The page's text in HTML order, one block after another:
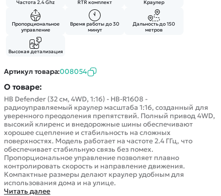
Частота 2.4 Ghz RTR комплект Краулер
Пропорциональное
управление
Время работы до 30
минут
Дальность до 150
метров
Высокая детализация
Артикул товара:008054
О товаре:
HB Defender (32 см, 4WD, 1:16) - HB-R1608 -
радиоуправляемый краулер масштаба 1:16, созданный для
уверенного преодоления препятствий. Полный привод 4WD,
высокий клиренс и внедорожные шины обеспечивают
хорошее сцепление и стабильность на сложных
поверхностях. Модель работает на частоте 2.4 ГГц, что
обеспечивает стабильную связь без помех.
Пропорциональное управление позволяет плавно
контролировать скорость и направление движения.
Компактные размеры делают краулер удобным для
использования дома и на улице.
Читать далее